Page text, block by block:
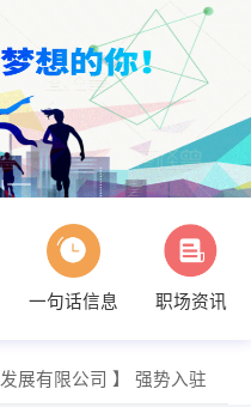
一句话信息 职场资讯
] 招聘信息
展有限公司 】 强势入驻